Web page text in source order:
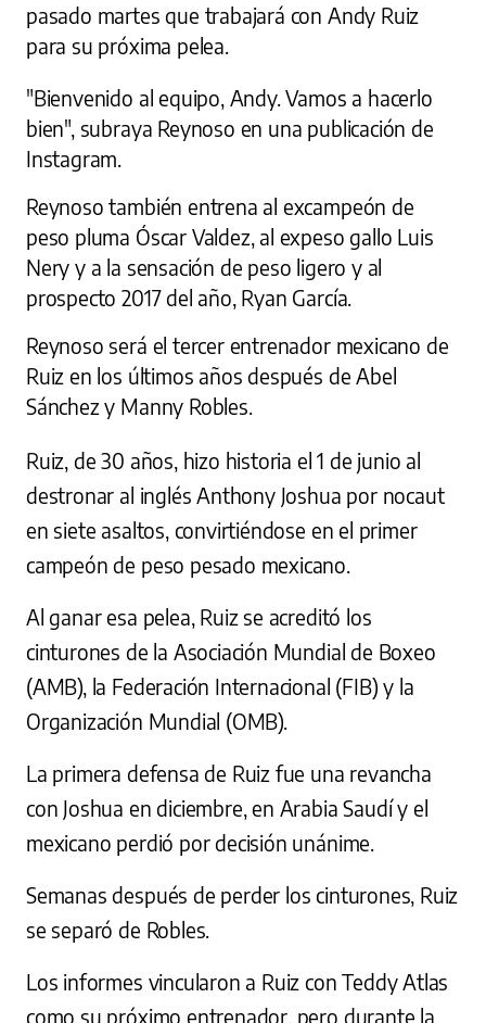
pasado martes que trabajará con Andy Ruiz
para su próxima pelea.
"Bienvenido al equipo, Andy. Vamos a hacerlo
bien", subraya Reynoso en una publicación de
Instagram.
Reynoso también entrena al excampeón de
peso pluma Óscar Valdez, al expeso gallo Luis
Nery y a la sensación de peso ligero y al
prospecto 2017 del año, Ryan García.
Reynoso será el tercer entrenador mexicano de
Ruiz en los últimos años después de Abel
Sánchez y Manny Robles.
Ruiz, de 30 años, hizo historia el 1 de junio al
destronar al inglés Anthony Joshua por nocaut
en siete asaltos, convirtiéndose en el primer
campeón de peso pesado mexicano.
Al ganar esa pelea, Ruiz se acreditó los
cinturones de la Asociación Mundial de Boxeo
(AMB), la Federación Internacional (FIB) y la
Organización Mundial (OMB).
La primera defensa de Ruiz fue una revancha
con Joshua en diciembre, en Arabia Saudí y el
mexicano perdió por decisión unánime.
Semanas después de perder los cinturones, Ruiz
se separó de Robles.
Los informes vincularon a Ruiz con Teddy Atlas
como su próximo entrenador, pero durante la